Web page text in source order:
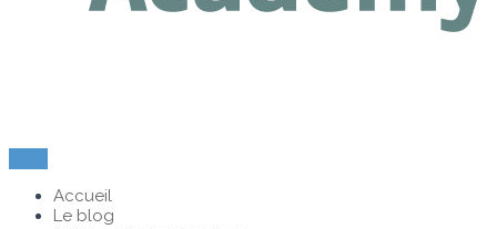
Accueil
Le blog